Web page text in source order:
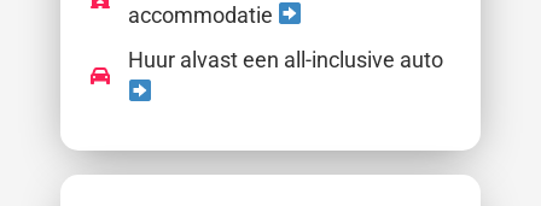
accommodatie
Huur alvast een all-inclusive auto